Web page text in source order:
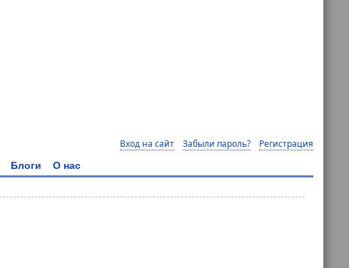
Вход на сайт Забыли пароль? Регистрация
Блоги О нас